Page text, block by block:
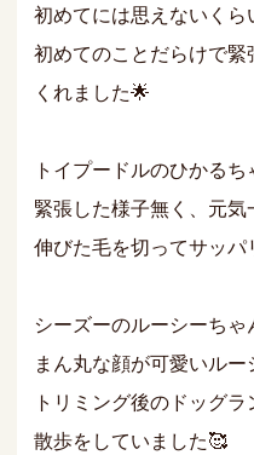
初めてには思えないくら
初めてのことだらけで
くれました🌟
トイプードルのひかる
緊張した様子無く、元気
伸びた毛を切ってサッパ
シーズーのルーシーちゃ
まん丸な顔が可愛いルー
トリミング後のドッグ
散歩をしていました🥰